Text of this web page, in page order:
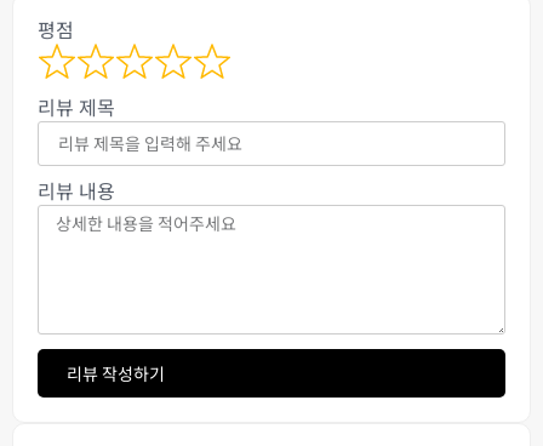
평점
리뷰 제목
리뷰 내용
리뷰 작성하기